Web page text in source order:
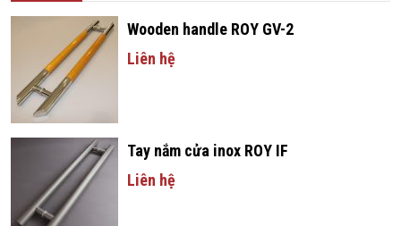
Wooden handle ROY GV-2
Liên hệ
Tay nắm cửa inox ROY IF
Liên hệ